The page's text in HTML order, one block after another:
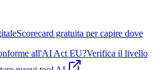
Scorecard gratuita per capire dove
all'AI Act EU?Verifica il livello